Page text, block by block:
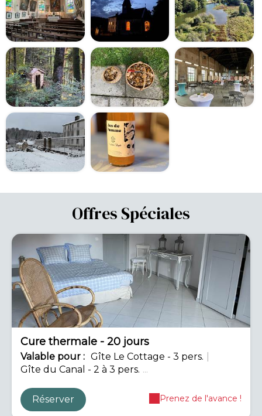
Offres Spéciales
-42%
Cure thermale - 20 jours
Valable pour : Gîte Le Cottage - 3 pers.
Gîte du Canal - 2 à 3 pers. ...
Réserver Prenez de l'avance !